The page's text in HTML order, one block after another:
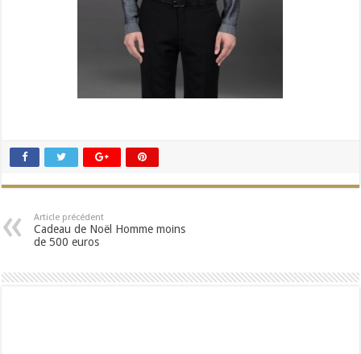
Article précédent
Cadeau de Noël Homme moins
de 500 euros